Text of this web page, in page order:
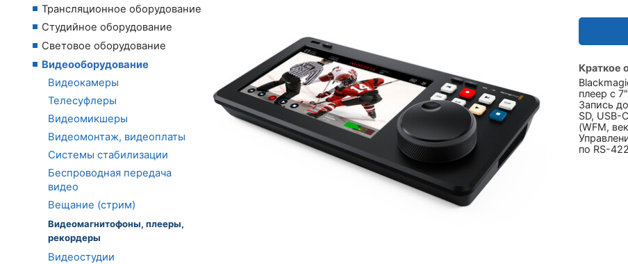
Трансляционное оборудование
Студийное оборудование
Световое оборудование
Видеооборудование
Видеокамеры
Телесуфлеры
Видеомикшеры
Видеомонтаж, видеоплаты
Системы стабилизации
Беспроводная передача
видео
Вещание (стрим)
Видеомагнитофоны, плееры,
рекордеры
Видеостудии
Краткое
плеер с
Запись
SD, USB-
(WFM,
по RS-